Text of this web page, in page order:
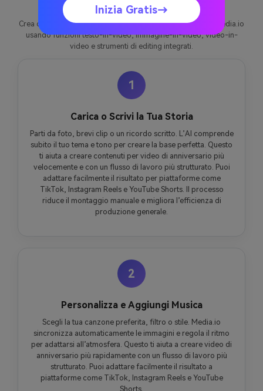
Crea contenuti video di anniversario più rapidamente con Media.io
usando funzioni testo-in-video, immagine-in-video, video-in-
video e strumenti di editing integrati.
1
Carica o Scrivi la Tua Storia
Parti da foto, brevi clip o un ricordo scritto. L’AI comprende
subito il tuo tema e tono per creare la base perfetta. Questo
ti aiuta a creare contenuti per video di anniversario più
velocemente e con un flusso di lavoro più strutturato. Puoi
adattare facilmente il risultato per piattaforme come
TikTok, Instagram Reels e YouTube Shorts. Il processo
riduce il montaggio manuale e migliora l’efficienza di
produzione generale.
2
Personalizza e Aggiungi Musica
Scegli la tua canzone preferita, filtro o stile. Media.io
sincronizza automaticamente le immagini e regola il ritmo
per adattarsi all’atmosfera. Questo ti aiuta a creare video di
anniversario più rapidamente con un flusso di lavoro più
strutturato. Puoi adattare facilmente il risultato a
piattaforme come TikTok, Instagram Reels e YouTube
Shorts.
Inizia Gratis→